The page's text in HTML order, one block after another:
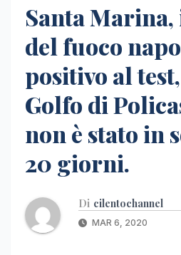
Santa
del fuoco
positivo al
Golfo di
non è stato in
20 giorni.
Di cilentochannel
MAR 6, 2020